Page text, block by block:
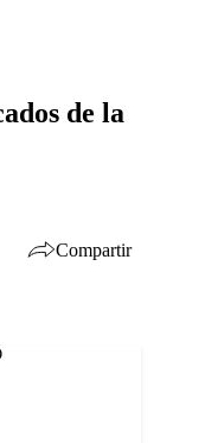
de la
Compartir